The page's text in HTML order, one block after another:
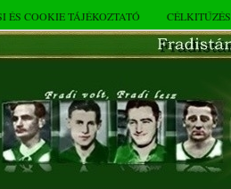
ÉS COOKIE TÁJÉKOZTATÓ